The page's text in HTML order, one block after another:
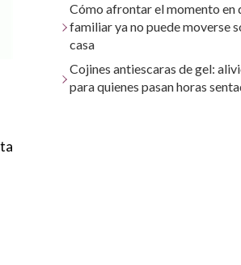
Cómo afrontar el momento en
familiar ya no puede moverse
casa
Cojines antiescaras de gel:
para quienes pasan horas